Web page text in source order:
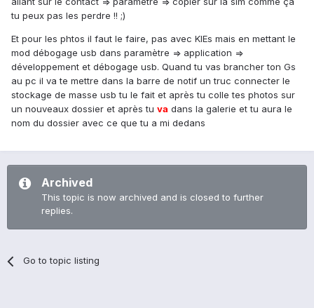
tu peux pas les perdre !! ;)
Et pour les phtos il faut le faire, pas avec KIEs mais en mettant le
mod débogage usb dans paramètre => application =>
développement et débogage usb. Quand tu vas brancher ton Gs
au pc il va te mettre dans la barre de notif un truc connecter le
stockage de masse usb tu le fait et après tu colle tes photos sur
un nouveaux dossier et après tu va dans la galerie et tu aura le
nom du dossier avec ce que tu a mi dedans
Archived
This topic is now archived and is closed to further
replies.
Go to topic listing